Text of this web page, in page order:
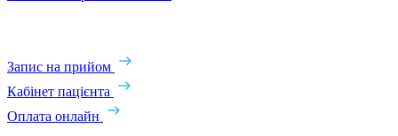
Запис на прийом
Кабінет пацієнта
Оплата онлайн